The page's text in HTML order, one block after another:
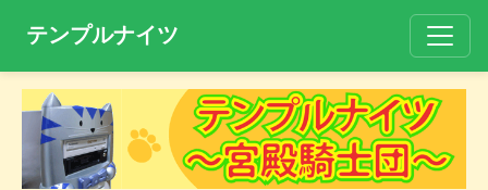
テンプルナイツ